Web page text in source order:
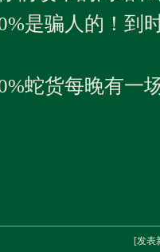
是骗人的！到
蛇货每晚有一
[发表